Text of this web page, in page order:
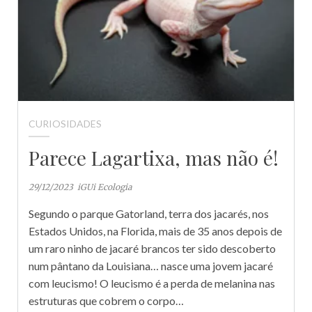
CURIOSIDADES
Parece Lagartixa, mas não é!
29/12/2023 iGUi Ecologia
Segundo o parque Gatorland, terra dos jacarés, nos
Estados Unidos, na Florida, mais de 35 anos depois de
um raro ninho de jacaré brancos ter sido descoberto
num pântano da Louisiana… nasce uma jovem jacaré
com leucismo! O leucismo é a perda de melanina nas
estruturas que cobrem o corpo…